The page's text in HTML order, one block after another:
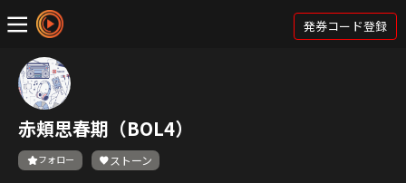
発券コード登録
赤頬思春期（BOL4）
フォロー ストーン